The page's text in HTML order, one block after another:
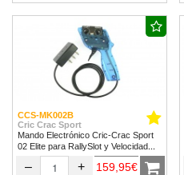
CCS-MK002B
Cric Crac Sport
Mando Electrónico Cric-Crac Sport
02 Elite para RallySlot y Velocidad
1/32 & 1/24.
– + 159,95€